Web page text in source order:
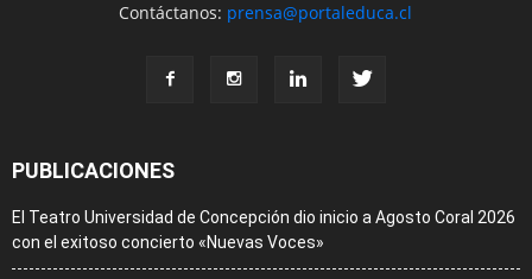
Contáctanos: prensa@portaleduca.cl
PUBLICACIONES
El Teatro Universidad de Concepción dio inicio a Agosto Coral 2026
con el exitoso concierto «Nuevas Voces»